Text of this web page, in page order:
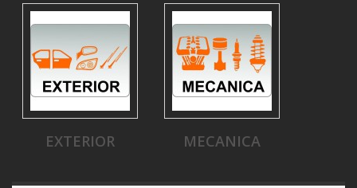
EXTERIOR MECANICA